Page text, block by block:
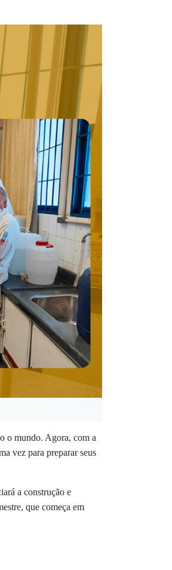
o mundo. Agora, com a
vez para preparar seus
a construção e
que começa em